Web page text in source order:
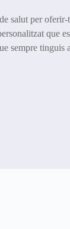
salut per
que
sempre tinguis